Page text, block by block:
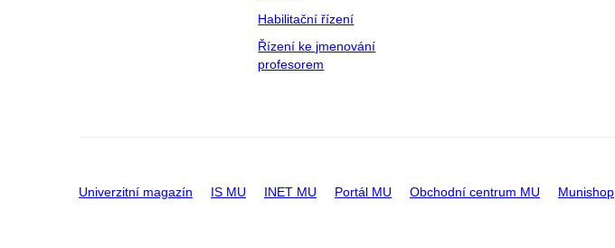
Habilitační řízení
Řízení ke jmenování
profesorem
Univerzitní magazín IS MU INET MU Portál MU Obchodní centrum MU Munishop